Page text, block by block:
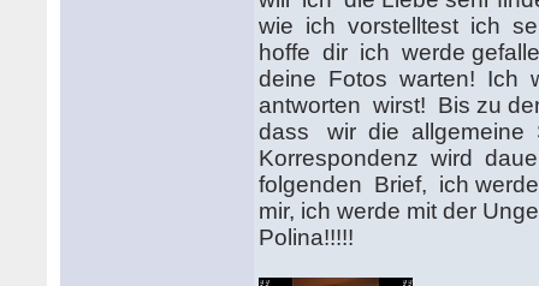
wie ich vorstelltest ich
hoffe dir ich werde
deine Fotos warten! Ich
antworten wirst! Bis zu
dass wir die allgemeine
Korrespondenz wird
folgenden Brief, ich
mir, ich werde mit der
Polina!!!!!